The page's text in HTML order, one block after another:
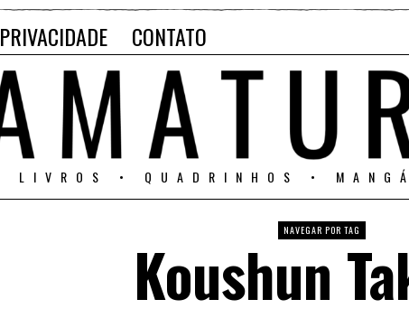
PRIVACIDADE CONTATO
LIVROS • QUADRINHOS •
NAVEGAR POR TAG
Koushun